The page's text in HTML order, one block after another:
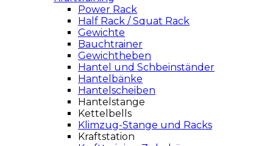
Power Rack
Half Rack / Squat Rack
Gewichte
Bauchtrainer
Gewichtheben
Hantel und Schbeinständer
Hantelbänke
Hantelscheiben
Hantelstange
Kettelbells
Klimzug-Stange und Racks
Kraftstation